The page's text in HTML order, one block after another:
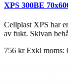
XPS 300BE
Cellplast XPS har
av fukt. Skivan
756 krExkl moms: